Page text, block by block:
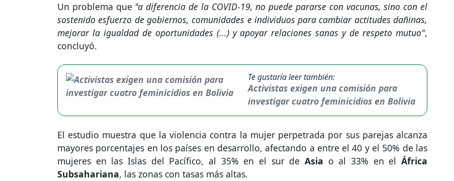
Un problema que "a diferencia de la COVID-19, no puede pararse con vacunas, sino con el
sostenido esfuerzo de gobiernos, comunidades e individuos para cambiar actitudes dañinas,
mejorar la igualdad de oportunidades (...) y apoyar relaciones sanas y de respeto mutuo",
concluyó.
Te gustaría leer también:
Activistas exigen una comisión para
investigar cuatro feminicidios en Bolivia
El estudio muestra que la violencia contra la mujer perpetrada por sus parejas alcanza
mayores porcentajes en los países en desarrollo, afectando a entre el 40 y el 50% de las
mujeres en las Islas del Pacífico, al 35% en el sur de Asia o al 33% en elÁfrica
Subsahariana, las zonas con tasas más altas.